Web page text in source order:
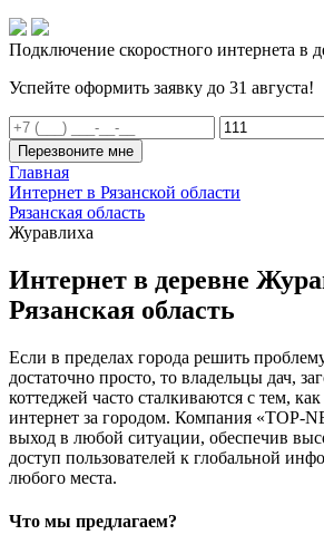
Подключение скоростного интернета в
Успейте оформить заявку до 31 августа!
Перезвоните мне
Главная
Интернет в Рязанской области
Рязанская область
Журавлиха
Интернет в деревне
Рязанская область
Если в пределах города решить
достаточно просто, то владельцы дач,
коттеджей часто сталкиваются с тем,
интернет за городом. Компания «TOP-
выход в любой ситуации, обеспечив
доступ пользователей к глобальной
любого места.
Что мы предлагаем?